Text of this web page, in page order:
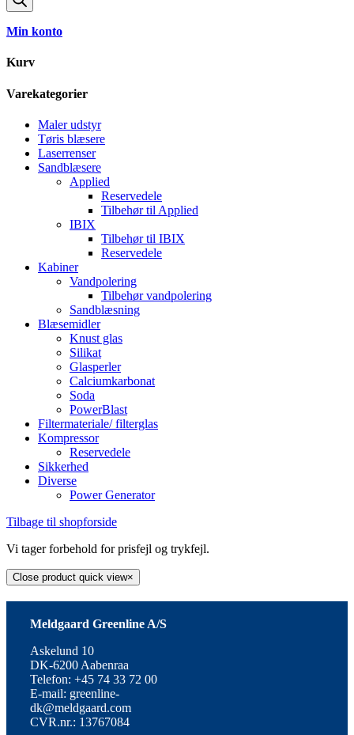
Min konto
Kurv
Varekategorier
Maler udstyr
Tøris blæsere
Laserrenser
Sandblæsere
Applied
Reservedele
Tilbehør til Applied
IBIX
Tilbehør til IBIX
Reservedele
Kabiner
Vandpolering
Tilbehør vandpolering
Sandblæsning
Blæsemidler
Knust glas
Silikat
Glasperler
Calciumkarbonat
Soda
PowerBlast
Filtermateriale/ filterglas
Kompressor
Reservedele
Sikkerhed
Diverse
Power Generator
Tilbage til shopforside
Vi tager forbehold for prisfejl og trykfejl.
Close product quick view×
Meldgaard Greenline A/S
Askelund 10
DK-6200 Aabenraa
Telefon: +45 74 33 72 00
E-mail: greenline-
dk@meldgaard.com
CVR.nr.: 13767084